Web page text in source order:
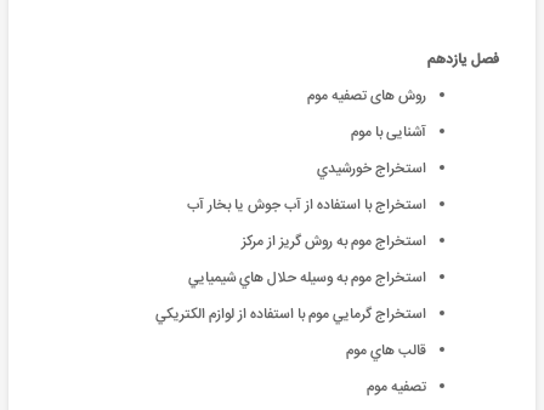
فصل یازدهم
روش های تصفیه موم
آشنایی با موم
استخراج خورشيدي
استخراج با استفاده از آب جوش يا بخار آب
استخراج موم به روش گريز از مركز
استخراج موم به وسيله حلال هاي شيميايي
استخراج گرمايي موم با استفاده از لوازم الكتريكي
قالب هاي موم
تصفیه موم